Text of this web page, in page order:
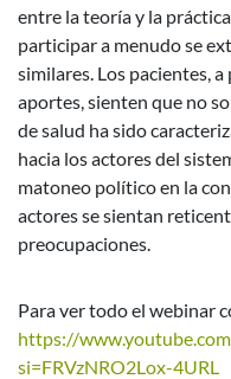
entre la teoría y la
participar a menudo se
similares. Los pacientes,
aportes, sienten que no
de salud ha sido
hacia los actores del
matoneo político en la
actores se sientan
preocupaciones.
Para ver todo el webinar
https://
si=FRVzNRO2Lox-4URL